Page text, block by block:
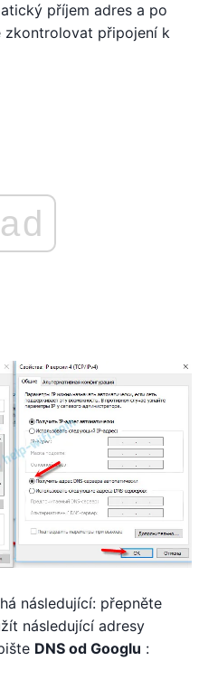
příjem adres a po
připojení k
ad
následující: přepněte
následující adresy
DNS od Googlu :